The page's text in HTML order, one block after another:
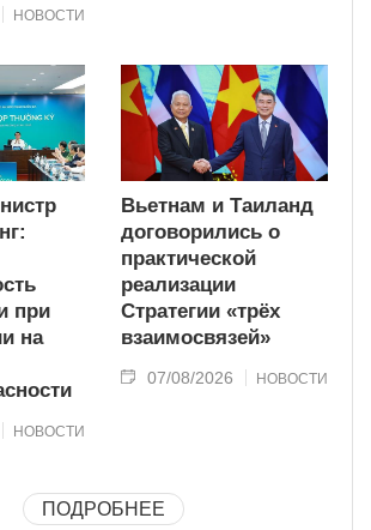
НОВОСТИ
при
на
НОВОСТИ
Вьетнам и Таиланд
договорились о
практической
реализации
Стратегии «трёх
взаимосвязей»
07/08/2026 НОВОСТИ
ПОДРОБНЕЕ